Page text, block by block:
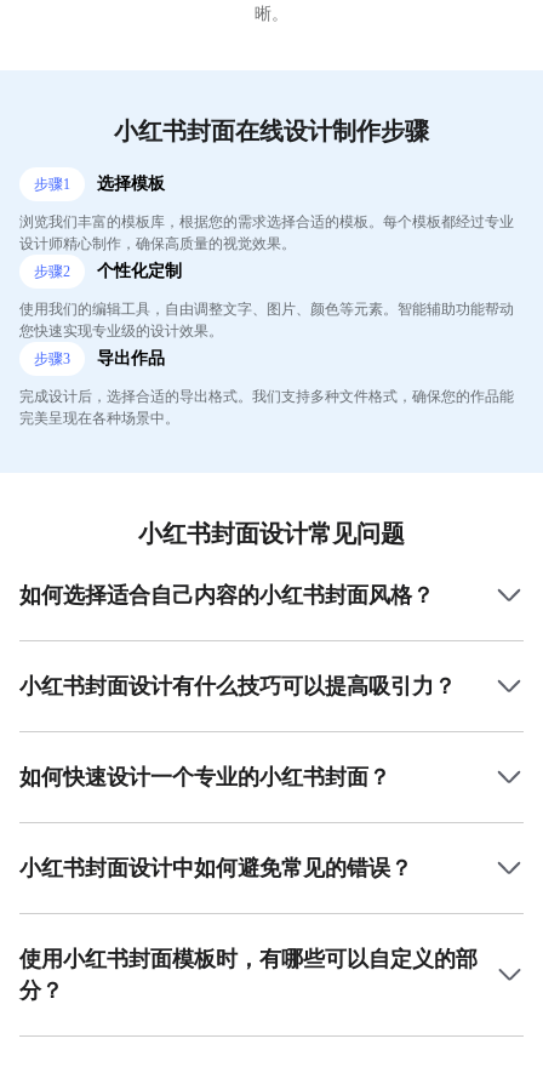
晰。
小红书封面在线设计制作步骤
步骤1 选择模板
浏览我们丰富的模板库，根据您的需求选择合适的模板。每个模板都经过专业
设计师精心制作，确保高质量的视觉效果。
步骤2 个性化定制
使用我们的编辑工具，自由调整文字、图片、颜色等元素。智能辅助功能帮动
您快速实现专业级的设计效果。
步骤3 导出作品
完成设计后，选择合适的导出格式。我们支持多种文件格式，确保您的作品能
完美呈现在各种场景中。
小红书封面设计常见问题
如何选择适合自己内容的小红书封面风格？
如果是萌宠或日常生活，可以选择可爱风格。最重要的是封
面的风格要与内容的调性匹配，这样才能吸引到对口的观
小红书封面设计有什么技巧可以提高吸引力？
了，能够准确传达内容的主题。合适的字体和色彩搭配也是
关键，避免过多繁琐的元素。
如何快速设计一个专业的小红书封面？
需求选择合适的模板，调整内容和配图，就能轻松制作出专
业且吸引眼球的封面。
小红书封面设计中如何避免常见的错误？
分辨率的素材。最后，封面的色彩搭配要和谐，不要使用过
于鲜艳或冲突的色彩。
使用小红书封面模板时，有哪些可以自定义的部
分？